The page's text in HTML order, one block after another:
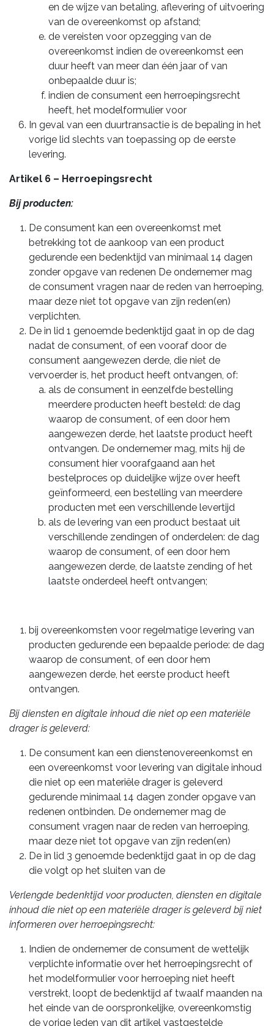
en de wijze van betaling, aflevering of uitvoering
van de overeenkomst op afstand;
de vereisten voor opzegging van de
overeenkomst indien de overeenkomst een
duur heeft van meer dan één jaar of van
onbepaalde duur is;
indien de consument een herroepingsrecht
heeft, het modelformulier voor
In geval van een duurtransactie is de bepaling in het
vorige lid slechts van toepassing op de eerste
levering.
Artikel 6 – Herroepingsrecht
Bij producten:
De consument kan een overeenkomst met
betrekking tot de aankoop van een product
gedurende een bedenktijd van minimaal 14 dagen
zonder opgave van redenen De ondernemer mag
de consument vragen naar de reden van herroeping,
maar deze niet tot opgave van zijn reden(en)
verplichten.
De in lid 1 genoemde bedenktijd gaat in op de dag
nadat de consument, of een vooraf door de
consument aangewezen derde, die niet de
vervoerder is, het product heeft ontvangen, of:
als de consument in eenzelfde bestelling
meerdere producten heeft besteld: de dag
waarop de consument, of een door hem
aangewezen derde, het laatste product heeft
ontvangen. De ondernemer mag, mits hij de
consument hier voorafgaand aan het
bestelproces op duidelijke wijze over heeft
geïnformeerd, een bestelling van meerdere
producten met een verschillende levertijd
als de levering van een product bestaat uit
verschillende zendingen of onderdelen: de dag
waarop de consument, of een door hem
aangewezen derde, de laatste zending of het
laatste onderdeel heeft ontvangen;
bij overeenkomsten voor regelmatige levering van
producten gedurende een bepaalde periode: de dag
waarop de consument, of een door hem
aangewezen derde, het eerste product heeft
ontvangen.
Bij diensten en digitale inhoud die niet op een materiële
drager is geleverd:
De consument kan een dienstenovereenkomst en
een overeenkomst voor levering van digitale inhoud
die niet op een materiële drager is geleverd
gedurende minimaal 14 dagen zonder opgave van
redenen ontbinden. De ondernemer mag de
consument vragen naar de reden van herroeping,
maar deze niet tot opgave van zijn reden(en)
De in lid 3 genoemde bedenktijd gaat in op de dag
die volgt op het sluiten van de
Verlengde bedenktijd voor producten, diensten en digitale
inhoud die niet op een materiële drager is geleverd bij niet
informeren over herroepingsrecht:
Indien de ondernemer de consument de wettelijk
verplichte informatie over het herroepingsrecht of
het modelformulier voor herroeping niet heeft
verstrekt, loopt de bedenktijd af twaalf maanden na
het einde van de oorspronkelijke, overeenkomstig
de vorige leden van dit artikel vastgestelde